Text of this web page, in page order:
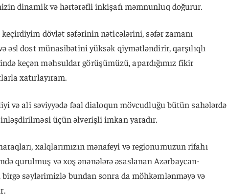
dinamik və hərtərəfli inkişafı məmnunluq doğurur.
dövlət səfərinin nəticələrini, səfər zamanı
əsl dost münasibətini yüksək qiymətləndirir, qarşılıqlı
keçən məhsuldar görüşümüzü, apardığımız fikir
xatırlayıram.
və ali səviyyədə fəal dialoqun mövcudluğu bütün sahələrdə
üçün əlverişli imkan yaradır.
xalqlarımızın mənafeyi və regionumuzun rifahı
qurulmuş və xoş ənənələrə əsaslanan Azərbaycan-
səylərimizlə bundan sonra da möhkəmlənməyə və